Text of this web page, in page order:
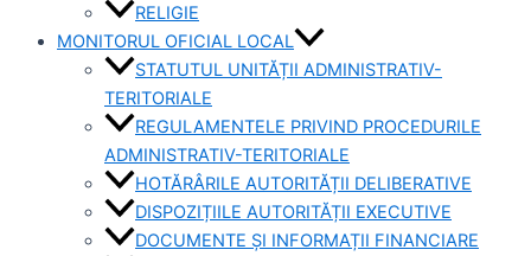
RELIGIE
MONITORUL OFICIAL LOCAL
STATUTUL UNITĂȚII ADMINISTRATIV-
TERITORIALE
REGULAMENTELE PRIVIND PROCEDURILE
ADMINISTRATIV-TERITORIALE
HOTĂRÂRILE AUTORITĂȚII DELIBERATIVE
DISPOZIȚIILE AUTORITĂȚII EXECUTIVE
DOCUMENTE ȘI INFORMAȚII FINANCIARE